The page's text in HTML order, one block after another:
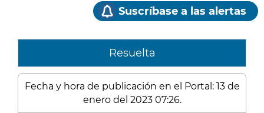
Suscríbase a las alertas
Resuelta
Fecha y hora de publicación en el Portal: 13 de
enero del 2023 07:26.